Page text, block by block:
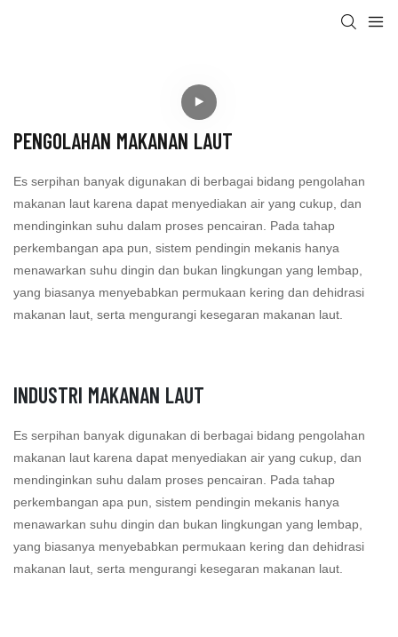
PENGOLAHAN MAKANAN LAUT
Es serpihan banyak digunakan di berbagai bidang pengolahan
makanan laut karena dapat menyediakan air yang cukup, dan
mendinginkan suhu dalam proses pencairan. Pada tahap
perkembangan apa pun, sistem pendingin mekanis hanya
menawarkan suhu dingin dan bukan lingkungan yang lembap,
yang biasanya menyebabkan permukaan kering dan dehidrasi
makanan laut, serta mengurangi kesegaran makanan laut.
INDUSTRI MAKANAN LAUT
Es serpihan banyak digunakan di berbagai bidang pengolahan
makanan laut karena dapat menyediakan air yang cukup, dan
mendinginkan suhu dalam proses pencairan. Pada tahap
perkembangan apa pun, sistem pendingin mekanis hanya
menawarkan suhu dingin dan bukan lingkungan yang lembap,
yang biasanya menyebabkan permukaan kering dan dehidrasi
makanan laut, serta mengurangi kesegaran makanan laut.